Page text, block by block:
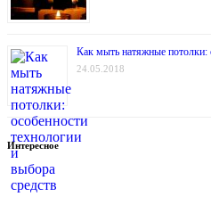
Как мыть натяжные потолки:
24.05.2018
Интересное